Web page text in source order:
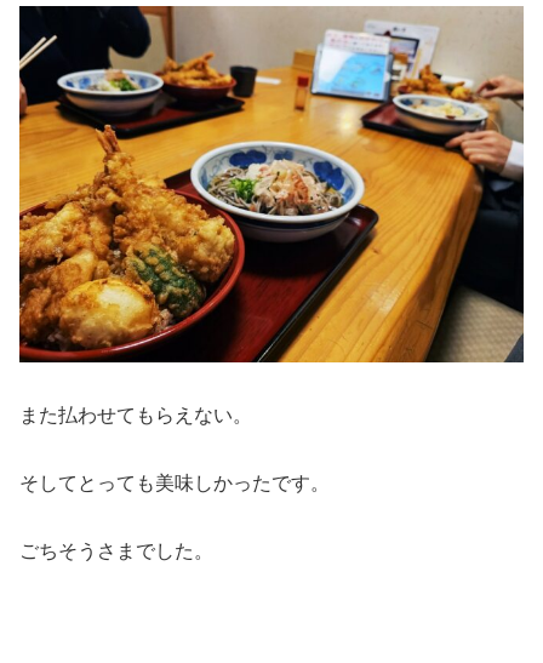
また払わせてもらえない。
そしてとっても美味しかったです。
ごちそうさまでした。